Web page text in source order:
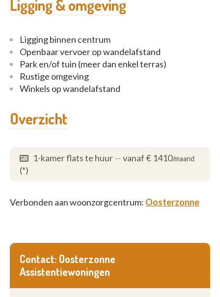
Ligging & omgeving
Ligging binnen centrum
Openbaar vervoer op wandelafstand
Park en/of tuin (meer dan enkel terras)
Rustige omgeving
Winkels op wandelafstand
Overzicht
1-kamer flats te huur—vanaf € 1410/maand
(*)
Verbonden aan woonzorgcentrum: Oosterzonne
Contact: Oosterzonne
Assistentiewoningen